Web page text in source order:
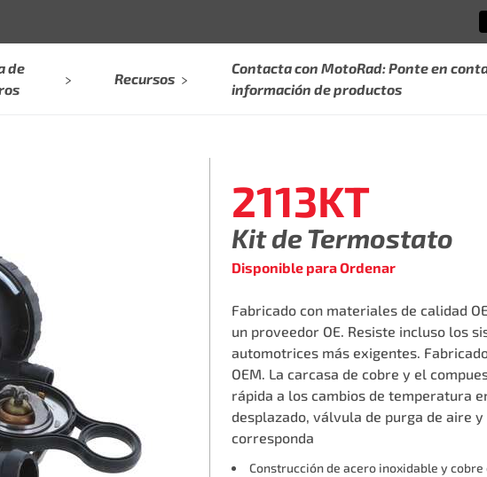
de
Recursos
Contacta con MotoRad: Ponte en
información de productos
2113KT
Kit de Termostato
Disponible para Ordenar
Fabricado con materiales de calidad
un proveedor OE. Resiste incluso los
automotrices más exigentes.
OEM. La carcasa de cobre y el
rápida a los cambios de temperatura
desplazado, válvula de purga de aire
corresponda
Construcción de acero inoxidable y